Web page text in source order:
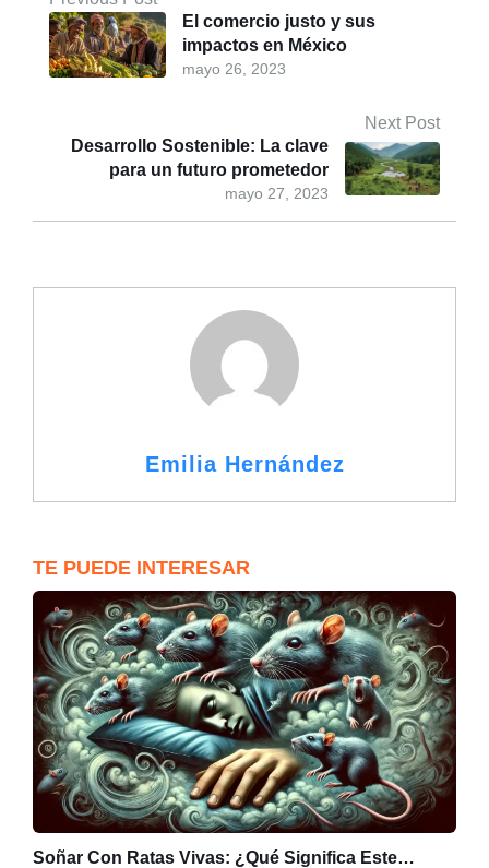
mayo 26, 2023
El comercio justo y sus
impactos en México
Next Post
mayo 27, 2023
Desarrollo Sostenible: La clave
para un futuro prometedor
Emilia Hernández
TE PUEDE INTERESAR
Soñar Con Ratas Vivas: ¿Qué Significa Este…